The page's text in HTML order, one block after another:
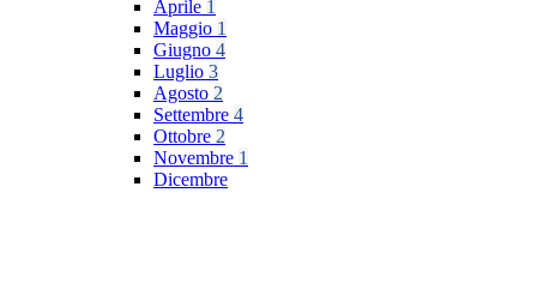
Aprile 1
Maggio 1
Giugno 4
Luglio 3
Agosto 2
Settembre 4
Ottobre 2
Novembre 1
Dicembre